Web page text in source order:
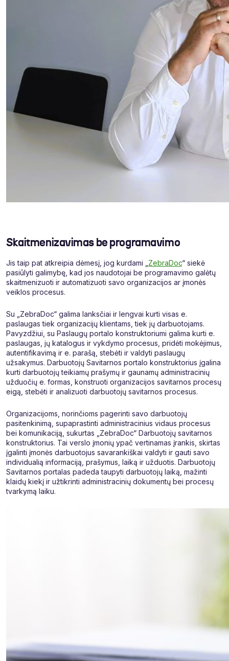
Skaitmenizavimas be programavimo
Jis taip pat atkreipia dėmesį, jog kurdami „ ZebraDoc“ siekė
pasiūlyti galimybę, kad jos naudotojai be programavimo galėtų
skaitmenizuoti ir automatizuoti savo organizacijos ar įmonės
veiklos procesus.
Su „ZebraDoc“ galima lanksčiai ir lengvai kurti visas e.
paslaugas tiek organizacijų klientams, tiek jų darbuotojams.
Pavyzdžiui, su Paslaugų portalo konstruktoriumi galima kurti e.
paslaugas, jų katalogus ir vykdymo procesus, pridėti mokėjimus,
autentifikavimą ir e. parašą, stebėti ir valdyti paslaugų
užsakymus. Darbuotojų Savitarnos portalo konstruktorius įgalina
kurti darbuotojų teikiamų prašymų ir gaunamų administracinių
užduočių e. formas, konstruoti organizacijos savitarnos procesų
eigą, stebėti ir analizuoti darbuotojų savitarnos procesus.
Organizacijoms, norinčioms pagerinti savo darbuotojų
pasitenkinimą, supaprastinti administracinius vidaus procesus
bei komunikaciją, sukurtas „ZebraDoc“ Darbuotojų savitarnos
konstruktorius. Tai verslo įmonių ypač vertinamas įrankis, skirtas
įgalinti įmonės darbuotojus savarankiškai valdyti ir gauti savo
individualią informaciją, prašymus, laiką ir užduotis. Darbuotojų
Savitarnos portalas padeda taupyti darbuotojų laiką, mažinti
klaidų kiekį ir užtikrinti administracinių dokumentų bei procesų
tvarkymą laiku.